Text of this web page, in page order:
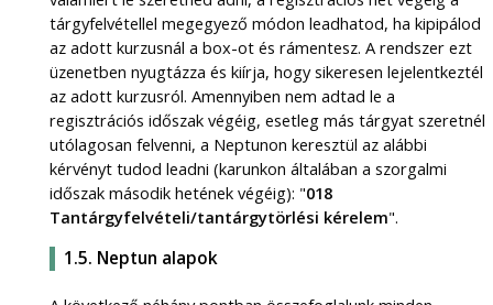
tárgyfelvétellel megegyező módon leadhatod, ha kipipálod
az adott kurzusnál a box-ot és rámentesz. A rendszer ezt
üzenetben nyugtázza és kiírja, hogy sikeresen lejelentkeztél
az adott kurzusról. Amennyiben nem adtad le a
regisztrációs időszak végéig, esetleg más tárgyat szeretnél
utólagosan felvenni, a Neptunon keresztül az alábbi
kérvényt tudod leadni (karunkon általában a szorgalmi
időszak második hetének végéig): "018
Tantárgyfelvételi/tantárgytörlési kérelem".
1.5. Neptun alapok